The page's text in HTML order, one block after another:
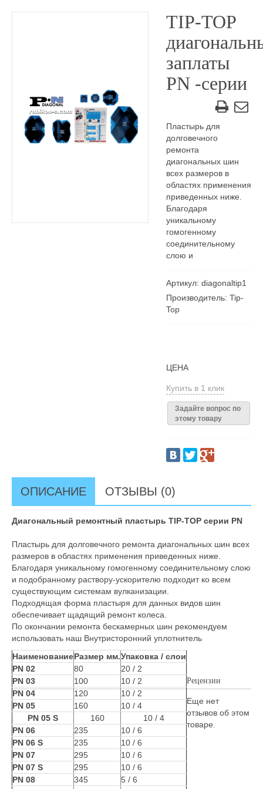
TIP-TOP
заплаты
PN -серии
Пластырь для
долговечного
ремонта
диагональных шин
всех размеров в
областях применения
приведенных ниже.
Благодаря
уникальному
гомогенному
соединительному
слою и
Артикул: diagonaltip1
Производитель: Tip-
Top
ЦЕНА
Купить в 1 клик
Задайте вопрос по
этому товару
ОПИСАНИЕ ОТЗЫВЫ (0)
Диагональный ремонтный пластырь TIP-TOP серии PN
Пластырь для долговечного ремонта диагональных шин всех
размеров в областях применения приведенных ниже.
Благодаря уникальному гомогенному соединительному слою
и подобранному раствору-ускорителю подходит ко всем
существующим системам вулканизации.
Подходящая форма пластыря для данных видов шин
обеспечивает щадящий ремонт колеса.
По окончании ремонта бескамерных шин рекомендуем
использовать наш Внутристоронний уплотнитель
НаименованиеРазмер мм.Упаковка / слои
PN 02
80
20 / 2
PN 03
100
10 / 2
PN 04
120
10 / 2
PN 05
160
10 / 4
PN 05 S
160
10 / 4
PN 06
235
10 / 6
PN 06 S
235
10 / 6
PN 07
295
10 / 6
PN 07 S
295
10 / 6
PN 08
345
5 / 6
Рецензии
Еще нет
отзывов об этом
товаре.